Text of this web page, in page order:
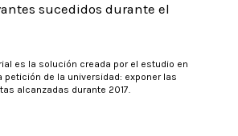
sucedidos durante el
y los pilares que
es la solución creada por el estudio en
petición de la universidad: exponer las
alcanzadas durante 2017.